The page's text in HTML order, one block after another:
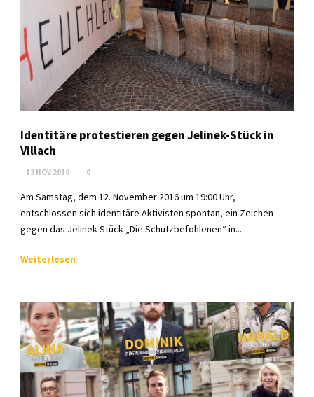
Identitäre protestieren gegen Jelinek-Stück in
Villach
13 NOV 2016 0
Am Samstag, dem 12. November 2016 um 19:00 Uhr,
entschlossen sich identitäre Aktivisten spontan, ein Zeichen
gegen das Jelinek-Stück „Die Schutzbefohlenen“ in...
Weiterlesen